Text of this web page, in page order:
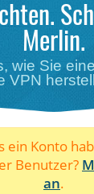
Merlin.
wie Sie
VPN
ein Konto
Benutzer?
an.